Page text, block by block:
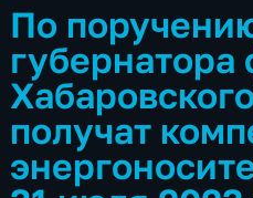
По
получат